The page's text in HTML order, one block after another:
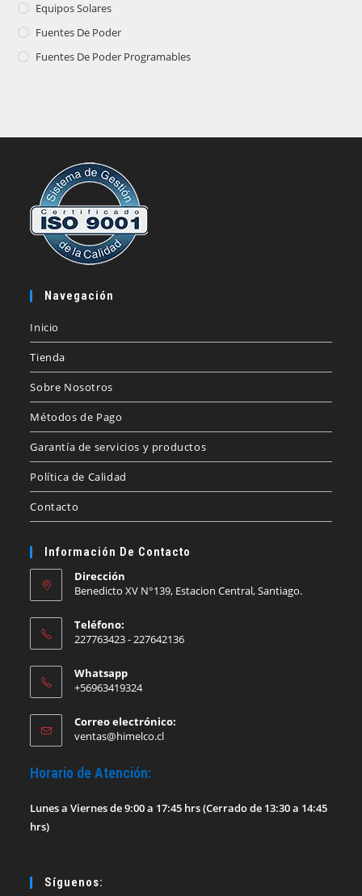
Equipos Solares
Fuentes De Poder
Fuentes De Poder Programables
Navegación
Inicio
Tienda
Sobre Nosotros
Métodos de Pago
Garantía de servicios y productos
Política de Calidad
Contacto
Información De Contacto
Dirección
Benedicto XV N°139, Estacion Central, Santiago.
Teléfono:
227763423 - 227642136
Whatsapp
+56963419324
Correo electrónico:
ventas@himelco.clSe
Horario de Atención:
Lunes a Viernes de 9:00 a 17:45 hrs (Cerrado de 13:30 a 14:45
hrs)
Síguenos: